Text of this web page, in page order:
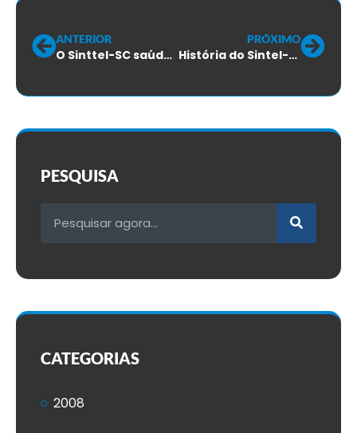
ANTERIOR
O Sinttel-SC saúda o Dia 21 de Abril, data de lembrança da Pátria e dos ideais de Tiradentes!
PRÓXIMO
História do Sintel-SC
PESQUISA
CATEGORIAS
2008